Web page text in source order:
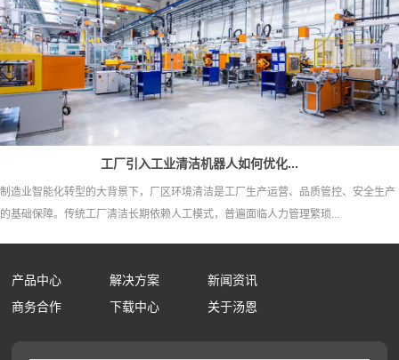
工厂引入工业清洁机器人如何优化...
制造业智能化转型的大背景下，厂区环境清洁是工厂生产运营、品质管控、安全生产
的基础保障。传统工厂清洁长期依赖人工模式，普遍面临人力管理繁琐...
产品中心 解决方案
新闻资讯
商务合作
下载中心 关于汤恩